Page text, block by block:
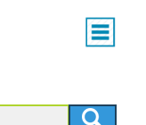
Main
menu